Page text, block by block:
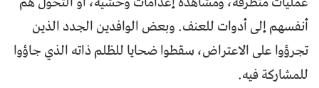
أنفسهم إلى أدوات للعنف. وبعض الوافدين الجدد الذين
تجرؤوا على الاعتراض، سقطوا ضحايا للظلم ذاته الذي جاؤوا
للمشاركة فيه.